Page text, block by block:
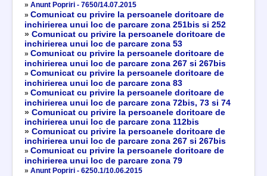
» Anunt Popriri - 7650/14.07.2015
» Comunicat cu privire la persoanele doritoare de
inchirierea unui loc de parcare zona 251bis si 252
» Comunicat cu privire la persoanele doritoare de
inchirierea unui loc de parcare zona 53
» Comunicat cu privire la persoanele doritoare de
inchirierea unui loc de parcare zona 267 si 267bis
» Comunicat cu privire la persoanele doritoare de
inchirierea unui loc de parcare zona 83
» Comunicat cu privire la persoanele doritoare de
inchirierea unui loc de parcare zona 72bis, 73 si 74
» Comunicat cu privire la persoanele doritoare de
inchirierea unui loc de parcare zona 112bis
» Comunicat cu privire la persoanele doritoare de
inchirierea unui loc de parcare zona 267 si 267bis
» Comunicat cu privire la persoanele doritoare de
inchirierea unui loc de parcare zona 79
» Anunt Popriri - 6250.1/10.06.2015